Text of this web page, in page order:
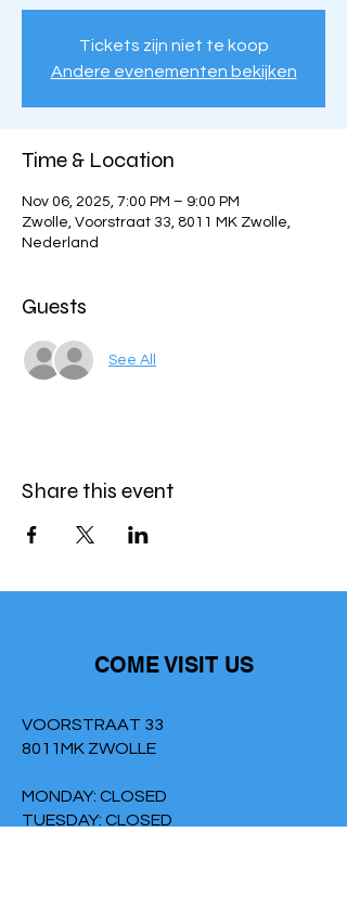
Tickets zijn niet te koop
Andere evenementen bekijken
Time & Location
Nov 06, 2025, 7:00 PM – 9:00 PM
Zwolle, Voorstraat 33, 8011 MK Zwolle,
Nederland
Guests
See All
Share this event
COME VISIT US
VOORSTRAAT 33
8011MK ZWOLLE
MONDAY: CLOSED
TUESDAY: CLOSED